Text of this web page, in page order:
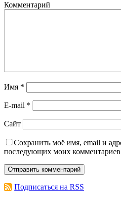
Комментарий
Имя *
E-mail *
Сайт
Сохранить моё имя, email и
последующих моих
Подписаться на RSS